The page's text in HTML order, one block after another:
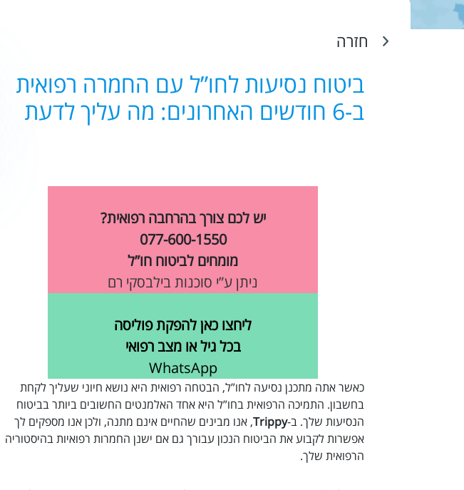
האיים הקאריביים
חזרה
ביטוח נסיעות לחו”ל עם החמרה רפואית
ב-6 חודשים האחרונים: מה עליך לדעת
יש לכם צורך בהרחבה רפואית?
077-600-1550
מומחים לביטוח חו”ל
ניתן ע”י סוכנות בילבסקי רם
ליחצו כאן להפקת פוליסה
בכל גיל או מצב רפואי
WhatsApp
כאשר אתה מתכנן נסיעה לחו”ל, הבטחה רפואית היא נושא חיוני שעליך לקחת
בחשבון. התמיכה הרפואית בחו”ל היא אחד האלמנטים החשובים ביותר בביטוח
הנסיעות שלך. ב-Trippy, אנו מבינים שהחיים אינם מתנה, ולכן אנו מספקים לך
אפשרות לקבוע את הביטוח הנכון עבורך גם אם ישנן החמרות רפואיות בהיסטוריה
הרפואית שלך.